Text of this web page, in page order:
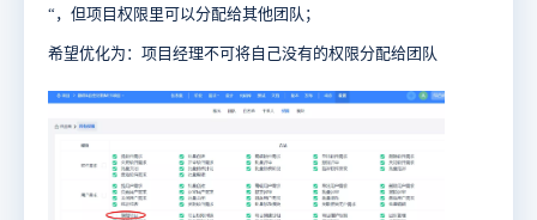
“，但项目权限里可以分配给其他团队；
希望优化为：项目经理不可将自己没有的权限分配给团队